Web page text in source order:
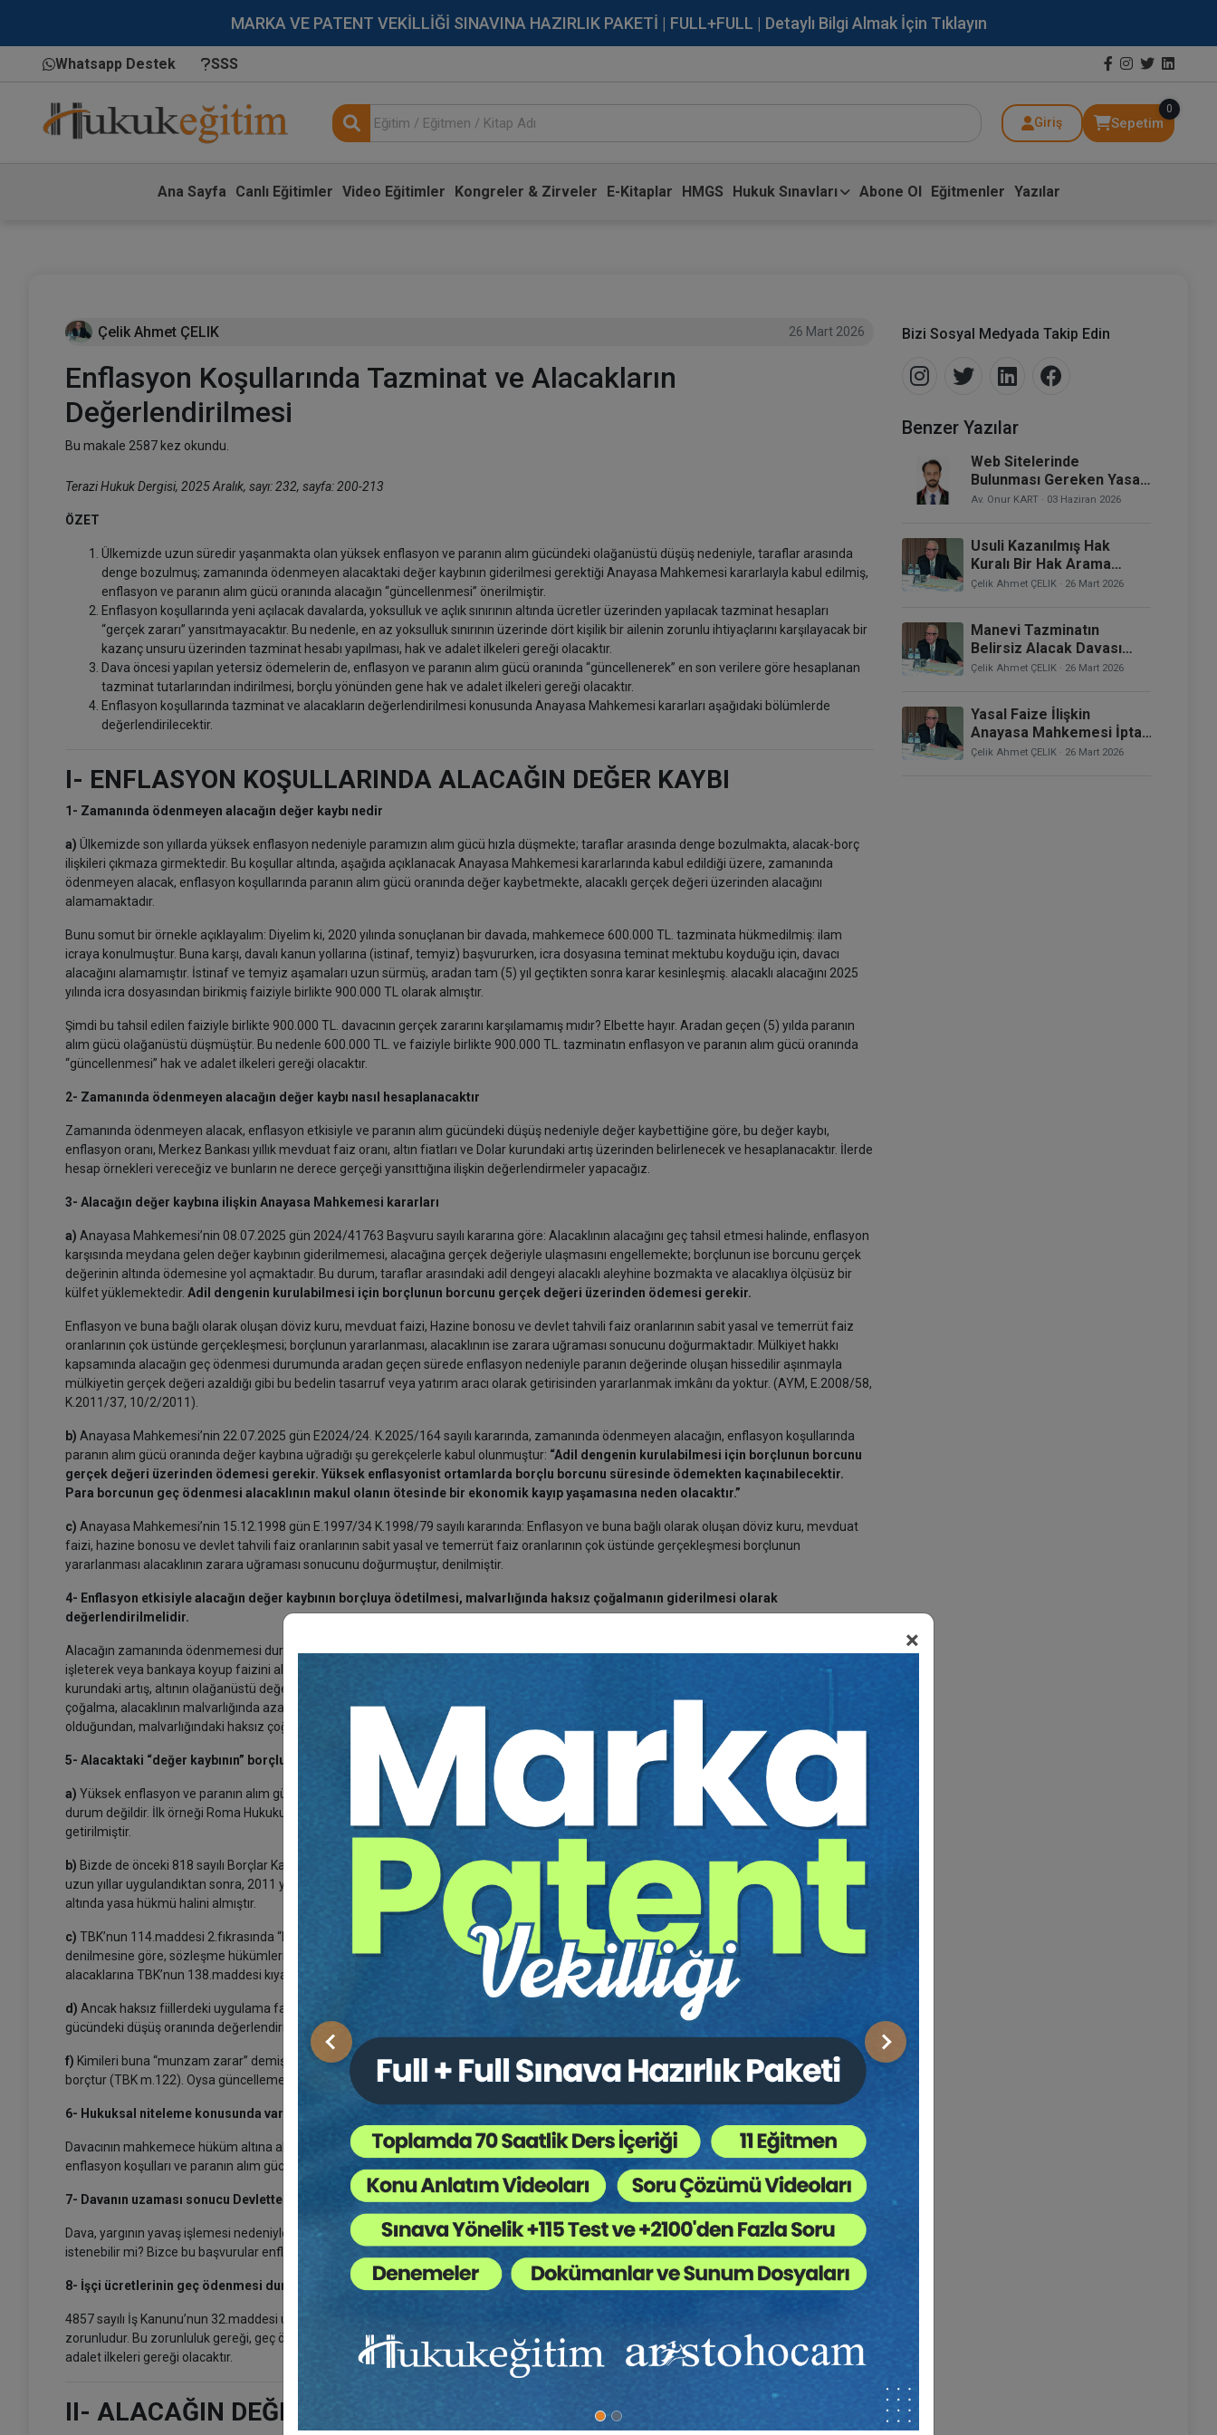
MARKA VE PATENT VEKİLLİĞİ SINAVINA HAZIRLIK PAKETİ | FULL+FULL | Detaylı Bilgi Almak İçin Tıklayın
Whatsapp Destek SSS
Giriş Sepetim
0
Ana Sayfa Canlı Eğitimler Video Eğitimler Kongreler & Zirveler E-Kitaplar HMGS Hukuk Sınavları Abone Ol Eğitmenler Yazılar
×
Önceki Sonraki
Çelik Ahmet ÇELIK 26 Mart 2026
Enflasyon Koşullarında Tazminat ve Alacakların
Değerlendirilmesi
Bu makale 2587 kez okundu.
Terazi Hukuk Dergisi, 2025 Aralık, sayı: 232, sayfa: 200-213
ÖZET
Ülkemizde uzun süredir yaşanmakta olan yüksek enflasyon ve paranın alım gücündeki olağanüstü düşüş nedeniyle, taraflar arasında
denge bozulmuş; zamanında ödenmeyen alacaktaki değer kaybının giderilmesi gerektiği Anayasa Mahkemesi kararlaıyla kabul edilmiş,
enflasyon ve paranın alım gücü oranında alacağın “güncellenmesi” önerilmiştir.
Enflasyon koşullarında yeni açılacak davalarda, yoksulluk ve açlık sınırının altında ücretler üzerinden yapılacak tazminat hesapları
“gerçek zararı” yansıtmayacaktır. Bu nedenle, en az yoksulluk sınırının üzerinde dört kişilik bir ailenin zorunlu ihtiyaçlarını karşılayacak bir
kazanç unsuru üzerinden tazminat hesabı yapılması, hak ve adalet ilkeleri gereği olacaktır.
Dava öncesi yapılan yetersiz ödemelerin de, enflasyon ve paranın alım gücü oranında “güncellenerek” en son verilere göre hesaplanan
tazminat tutarlarından indirilmesi, borçlu yönünden gene hak ve adalet ilkeleri gereği olacaktır.
Enflasyon koşullarında tazminat ve alacakların değerlendirilmesi konusunda Anayasa Mahkemesi kararları aşağıdaki bölümlerde
değerlendirilecektir.
I- ENFLASYON KOŞULLARINDA ALACAĞIN DEĞER KAYBI
1- Zamanında ödenmeyen alacağın değer kaybı nedir
a) Ülkemizde son yıllarda yüksek enflasyon nedeniyle paramızın alım gücü hızla düşmekte; taraflar arasında denge bozulmakta, alacak-borç
ilişkileri çıkmaza girmektedir. Bu koşullar altında, aşağıda açıklanacak Anayasa Mahkemesi kararlarında kabul edildiği üzere, zamanında
ödenmeyen alacak, enflasyon koşullarında paranın alım gücü oranında değer kaybetmekte, alacaklı gerçek değeri üzerinden alacağını
alamamaktadır.
Bunu somut bir örnekle açıklayalım: Diyelim ki, 2020 yılında sonuçlanan bir davada, mahkemece 600.000 TL. tazminata hükmedilmiş: ilam
icraya konulmuştur. Buna karşı, davalı kanun yollarına (istinaf, temyiz) başvururken, icra dosyasına teminat mektubu koyduğu için, davacı
alacağını alamamıştır. İstinaf ve temyiz aşamaları uzun sürmüş, aradan tam (5) yıl geçtikten sonra karar kesinleşmiş. alacaklı alacağını 2025
yılında icra dosyasından birikmiş faiziyle birlikte 900.000 TL olarak almıştır.
Şimdi bu tahsil edilen faiziyle birlikte 900.000 TL. davacının gerçek zararını karşılamamış mıdır? Elbette hayır. Aradan geçen (5) yılda paranın
alım gücü olağanüstü düşmüştür. Bu nedenle 600.000 TL. ve faiziyle birlikte 900.000 TL. tazminatın enflasyon ve paranın alım gücü oranında
“güncellenmesi” hak ve adalet ilkeleri gereği olacaktır.
2- Zamanında ödenmeyen alacağın değer kaybı nasıl hesaplanacaktır
Zamanında ödenmeyen alacak, enflasyon etkisiyle ve paranın alım gücündeki düşüş nedeniyle değer kaybettiğine göre, bu değer kaybı,
enflasyon oranı, Merkez Bankası yıllık mevduat faiz oranı, altın fiatları ve Dolar kurundaki artış üzerinden belirlenecek ve hesaplanacaktır. İlerde
hesap örnekleri vereceğiz ve bunların ne derece gerçeği yansıttığına ilişkin değerlendirmeler yapacağız.
3- Alacağın değer kaybına ilişkin Anayasa Mahkemesi kararları
a) Anayasa Mahkemesi’nin 08.07.2025 gün 2024/41763 Başvuru sayılı kararına göre: Alacaklının alacağını geç tahsil etmesi halinde, enflasyon
karşısında meydana gelen değer kaybının giderilmemesi, alacağına gerçek değeriyle ulaşmasını engellemekte; borçlunun ise borcunu gerçek
değerinin altında ödemesine yol açmaktadır. Bu durum, taraflar arasındaki adil dengeyi alacaklı aleyhine bozmakta ve alacaklıya ölçüsüz bir
külfet yüklemektedir. Adil dengenin kurulabilmesi için borçlunun borcunu gerçek değeri üzerinden ödemesi gerekir.
Enflasyon ve buna bağlı olarak oluşan döviz kuru, mevduat faizi, Hazine bonosu ve devlet tahvili faiz oranlarının sabit yasal ve temerrüt faiz
oranlarının çok üstünde gerçekleşmesi; borçlunun yararlanması, alacaklının ise zarara uğraması sonucunu doğurmaktadır. Mülkiyet hakkı
kapsamında alacağın geç ödenmesi durumunda aradan geçen sürede enflasyon nedeniyle paranın değerinde oluşan hissedilir aşınmayla
mülkiyetin gerçek değeri azaldığı gibi bu bedelin tasarruf veya yatırım aracı olarak getirisinden yararlanmak imkânı da yoktur. (AYM, E.2008/58,
K.2011/37, 10/2/2011).
b) Anayasa Mahkemesi’nin 22.07.2025 gün E2024/24. K.2025/164 sayılı kararında, zamanında ödenmeyen alacağın, enflasyon koşullarında
paranın alım gücü oranında değer kaybına uğradığı şu gerekçelerle kabul olunmuştur: “Adil dengenin kurulabilmesi için borçlunun borcunu
gerçek değeri üzerinden ödemesi gerekir. Yüksek enflasyonist ortamlarda borçlu borcunu süresinde ödemekten kaçınabilecektir.
Para borcunun geç ödenmesi alacaklının makul olanın ötesinde bir ekonomik kayıp yaşamasına neden olacaktır.”
c) Anayasa Mahkemesi’nin 15.12.1998 gün E.1997/34 K.1998/79 sayılı kararında: Enflasyon ve buna bağlı olarak oluşan döviz kuru, mevduat
faizi, hazine bonosu ve devlet tahvili faiz oranlarının sabit yasal ve temerrüt faiz oranlarının çok üstünde gerçekleşmesi borçlunun
yararlanması alacaklının zarara uğraması sonucunu doğurmuştur, denilmiştir.
4- Enflasyon etkisiyle alacağın değer kaybının borçluya ödetilmesi, malvarlığında haksız çoğalmanın giderilmesi olarak
değerlendirilmelidir.
Alacağın zamanında ödenmemesi durumunda, alacaklı paranın getirisinden yararlanamamakta; borçlu ödemenin geciktiği süre içinde parayı
işleterek veya bankaya koyup faizini alabilmekte, dahası enflasyon etkisiyle geç ödemeden yarar sağlamaktadır. Yüksek enflasyon, dolar
kurundaki artış, altının olağanüstü değerlenmesi sonucu, zamanında ödenmeyen alacağın değer kaybetmesi, borçlunun malvarlığında
çoğalma, alacaklının malvarlığında azalma sonucunu doğurduğu; geç ödemenin yarattığı değer kaybından dolaylı olarak yararlanmış
olduğundan, malvarlığındaki haksız çoğalmayı alacaklıya vermesi gerektiği sonucuna varılmıştır.
5- Alacaktaki “değer kaybının” borçludan istebilmesinin hukuksal gerekçesi
a) Yüksek enflasyon ve paranın alım gücündeki olağanüstü düşüş nedeniyle taraflar arasında bozulan dengeye hakça çözüm arayışları yeni bir
durum değildir. İlk örneği Roma Hukuku’nda buluyoruz:
Clausula rebus sic stantibus
(sözleşmelerin yeni koşullara uyarlanması) kuralı
getirilmiştir.
b) Bizde de önceki 818 sayılı Borçlar Kanunu’nda bir hüküm olmaksızın, dürüstlük kuralı (TMK. m.2) ve hakkaniyet ilkesiyle çözüm aranmış;
uzun yıllar uygulandıktan sonra, 2011 yılında yürürlüğe konulan 6098 sayılı Türk Borçlar Kanunu’nun 138.maddesinde
“aşırı ifa güçlüğü”
başlığı
altında yasa hükmü halini almıştır.
c) TBK’nun 114.maddesi 2.fıkrasında “Haksız fiil sorumluluğuna ilişkin hükümler, kıyas yoluyla sözleşmeye aykırılık hâllerine de uygulanır”
denilmesine göre, sözleşme hükümlerinin haksız fiillere kıyasen uygulanmasına yasal bir engel bulunmamalıdır. Bu nedenle, tazminat
alacaklarına TBK’nun 138.maddesi kıyasen uygulanabilir.
d) Ancak haksız fiillerdeki uygulama farklıdır. Fesih söz konusu olamaz. Bu nedenle tazminat alacaklarının enflasyon ve paranın alım
gücündeki düşüş oranında değerlendirmesine
“güncelleme”
f) Kimileri buna “munzam zarar” demişse de, bu niteleme yanlıştır. Munzam zarar (aşkın zarar), asıl borçtan tamamen bağımsız yeni bir
borçtur (TBK m.122). Oysa güncelleme uygulaması, asıl alacağın para değerindeki aşırı düşüş oranında korunmasıdır.
6- Hukuksal niteleme konusunda vardığımız sonuç
Davacının mahkemece hüküm altına alınan parayı geç tahsil edebilmiş olmasından dolayı açacağı davanın hukuksal gerekçesi “yüksek
enflasyon koşulları ve paranın alım gücündeki olağanüstü düşüş” olup, bu zararı“kendine özgü bir zarar türü”olarak niteleyebiliriz.
7- Davanın uzaması sonucu Devletten tazminat istenebilir mi?
Dava, yargının yavaş işlemesi nedeniyle “makul sürede” sonuçlanmamışsa, “hizmet kusuru” nedeniyle Adalet Bakanlığı’ndan tazminat
istenebilir mi? Bizce bu başvurular enflasyon koşullarına göre değerlendirilmelidir.
8- İşçi ücretlerinin geç ödenmesi durumunda “güncelleme” yapılmalıdır.
4857 sayılı İş Kanunu’nun 32.maddesi uyarınca ücret en geç ayda bir ödenir. İş sözleşmelerinin sona ermesinde ise tüm hakların tam ödenmesi
zorunludur. Bu zorunluluk gereği, geç ödenen ücretlerin enflasyon koşullarında paranın alım gücündeki düşüş oranında “güncellenmesi” hak ve
adalet ilkeleri gereği olacaktır.
II- ALACAĞIN DEĞER KAYBI NASIL HESAPLANABİLİR
Bizi Sosyal Medyada Takip Edin
Benzer Yazılar
Web Sitelerinde
Bulunması Gereken Yasal
Prosedürler ve Metinler
Av. Onur KART · 03 Haziran 2026
Usuli Kazanılmış Hak
Kuralı Bir Hak Arama
Engeli Olarak
Çelik Ahmet ÇELIK · 26 Mart 2026
Manevi Tazminatın
Belirsiz Alacak Davası
Biçiminde Açılması
Çelik Ahmet ÇELIK · 26 Mart 2026
Yasal Faize İlişkin
Anayasa Mahkemesi İptal
Kararları ve Enflasyon
Çelik Ahmet ÇELIK · 26 Mart 2026